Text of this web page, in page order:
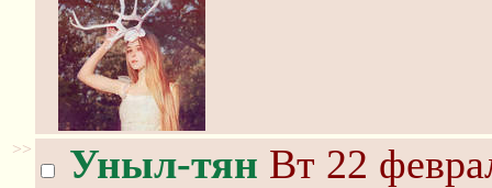
>> Уныл-тян Вт 22